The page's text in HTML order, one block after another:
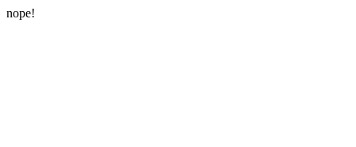
nope!